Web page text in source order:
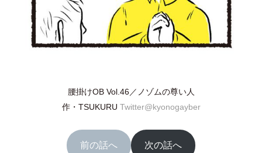
腰掛けOB Vol.46／ノゾムの尊い人
作・ TSUKURU Twitter@kyonogayber
前の話へ 次の話へ